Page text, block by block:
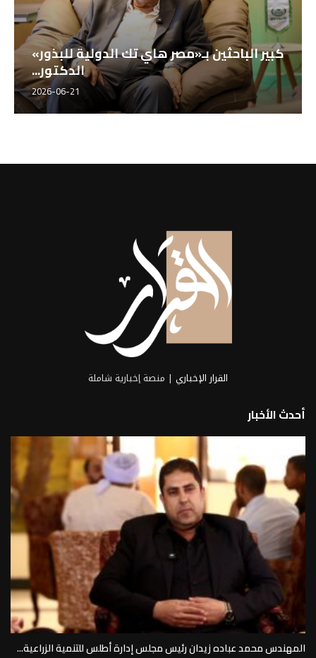
كبير الباحثين بـ«مصر هاي تك الدولية للبذور»
الدكتور...
2026-06-21
القرار الإخباري | منصة إخبارية شاملة
أحدث الأخبار
المهندس محمد عباده زيدان رئيس مجلس إدارة أطلس للتنمية الزراعية...